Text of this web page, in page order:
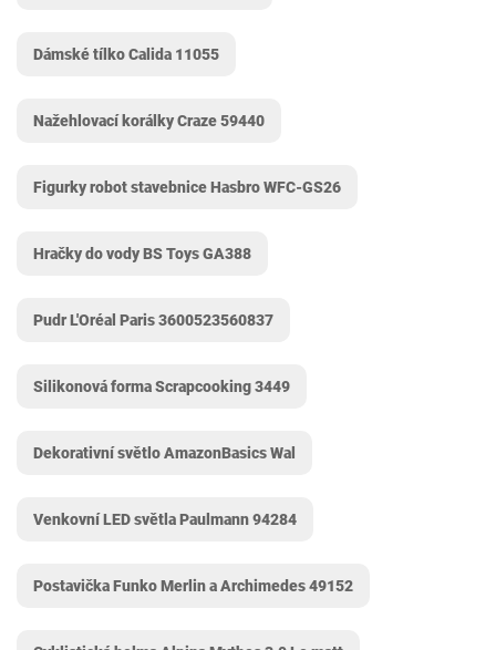
Dámské tílko Calida 11055
Nažehlovací korálky Craze ‎59440
Figurky robot stavebnice Hasbro WFC-GS26
Hračky do vody BS Toys GA388
Pudr L'Oréal Paris 3600523560837
Silikonová forma Scrapcooking ‎3449
Dekorativní světlo AmazonBasics Wal
Venkovní LED světla Paulmann 94284
Postavička Funko Merlin a Archimedes ‎49152